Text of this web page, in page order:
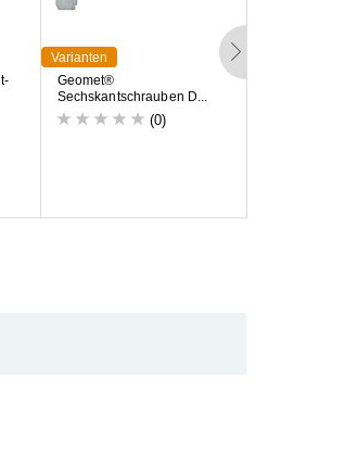
t-
Varianten
Geomet®
Sechskantschrauben D...
(0)